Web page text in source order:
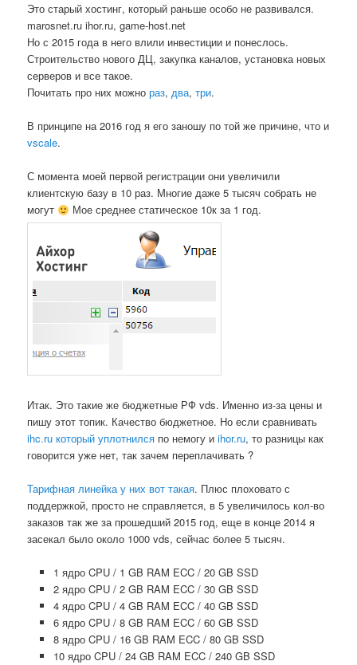
Это старый хостинг, который раньше особо не развивался.
marosnet.ru ihor.ru, game-host.net
Но с 2015 года в него влили инвестиции и понеслось.
Строительство нового ДЦ, закупка каналов, установка новых
серверов и все такое.
Почитать про них можнораз,два,три.
В принципе на 2016 год я его заношу по той же причине, что и
vscale.
С момента моей первой регистрации они увеличили
клиентскую базу в 10 раз. Многие даже 5 тысяч собрать не
могут
Мое среднее статическое 10к за 1 год.
Итак. Это такие же бюджетные РФ vds. Именно из-за цены и
пишу этот топик. Качество бюджетное. Но если сравнивать
ihc.ru который уплотнился по немогу иihor.ru, то разницы как
говорится уже нет, так зачем переплачивать ?
Тарифная линейка у них вот такая. Плюс плоховато с
поддержкой, просто не справляется, в 5 увеличилось кол-во
заказов так же за прошедший 2015 год, еще в конце 2014 я
засекал было около 1000 vds, сейчас более 5 тысяч.
1 ядро CPU / 1 GB RAM ECC / 20 GB SSD
2 ядро CPU / 2 GB RAM ECC / 30 GB SSD
4 ядро CPU / 4 GB RAM ECC / 40 GB SSD
6 ядро CPU / 8 GB RAM ECC / 60 GB SSD
8 ядро CPU / 16 GB RAM ECC / 80 GB SSD
10 ядро CPU / 24 GB RAM ECC / 240 GB SSD